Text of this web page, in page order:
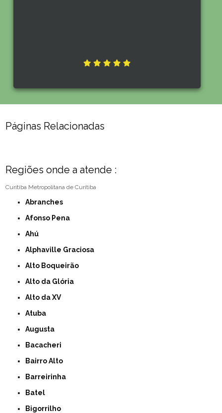
Páginas Relacionadas
Regiões onde a atende :
Curitiba Metropolitana de Curitiba
Abranches
Afonso Pena
Ahú
Alphaville Graciosa
Alto Boqueirão
Alto da Glória
Alto da XV
Atuba
Augusta
Bacacheri
Bairro Alto
Barreirinha
Batel
Bigorrilho